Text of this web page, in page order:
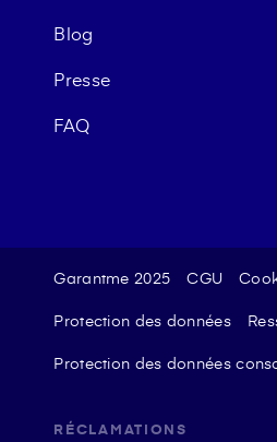
Blog
Presse
FAQ
Garantme 2025 CGU
Protection des données
Protection des données
RÉCLAMATIONS